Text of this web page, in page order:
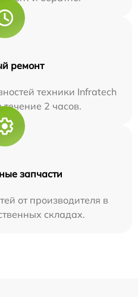
ремонт
техники Infratech
2 часов.
запчасти
от производителя в
складах.